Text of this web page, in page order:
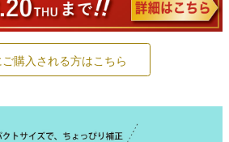
購入される方はこちら